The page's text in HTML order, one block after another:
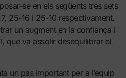
se en els següents tres sets
25-16 i 25-10 respectivament.
un augment en la confiança i
que va assolir desequilibrar el
un pas important per a l’equip